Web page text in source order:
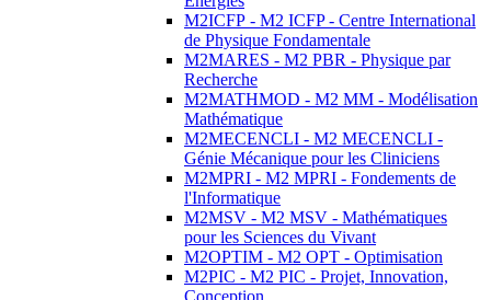
M2ICFP - M2 ICFP - Centre International
de Physique Fondamentale
M2MARES - M2 PBR - Physique par
Recherche
M2MATHMOD - M2 MM - Modélisation
Mathématique
M2MECENCLI - M2 MECENCLI -
Génie Mécanique pour les Cliniciens
M2MPRI - M2 MPRI - Fondements de
l'Informatique
M2MSV - M2 MSV - Mathématiques
pour les Sciences du Vivant
M2OPTIM - M2 OPT - Optimisation
M2PIC - M2 PIC - Projet, Innovation,
Conception